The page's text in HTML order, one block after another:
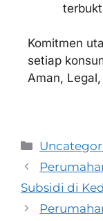
Komitmen
setiap
Aman,
Subsidi di